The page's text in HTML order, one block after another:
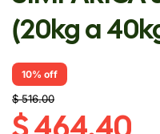
(20kg a
10% off
$ 516.00